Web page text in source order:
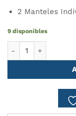
2 Manteles
9 disponibles